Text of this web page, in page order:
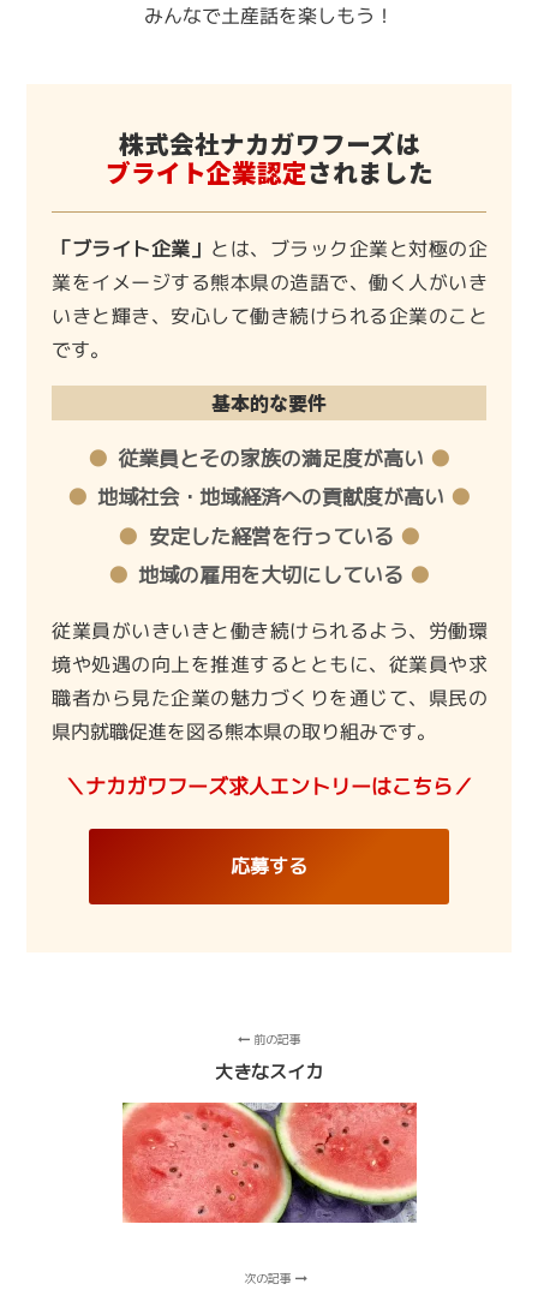
みんなで土産話を楽しもう！
株式会社ナカガワフーズは
ブライト企業認定されました
「ブライト企業」 とは、ブラック企業と対極の企
業をイメージする熊本県の造語で、働く人がいき
いきと輝き、安心して働き続けられる企業のこと
です。
基本的な要件
従業員とその家族の満足度が高い
地域社会・地域経済への貢献度が高い
安定した経営を行っている
地域の雇用を大切にしている
従業員がいきいきと働き続けられるよう、労働環
境や処遇の向上を推進するとともに、従業員や求
職者から見た企業の魅力づくりを通じて、県民の
県内就職促進を図る熊本県の取り組みです。
＼ナカガワフーズ求人エントリーはこちら／
応募する
前の記事
大きなスイカ
次の記事